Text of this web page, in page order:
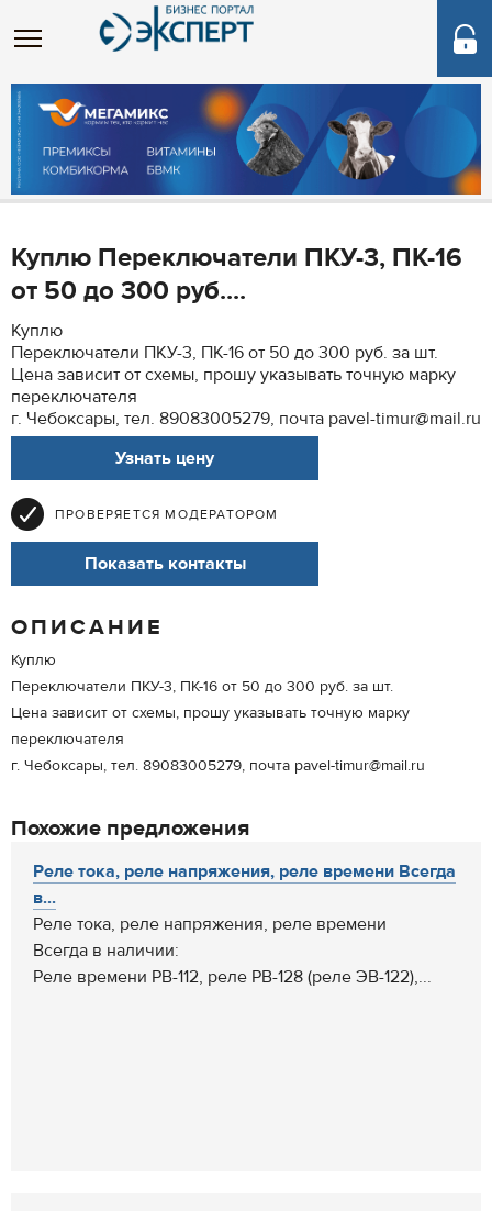
Куплю Переключатели ПКУ-3, ПК-16
от 50 до 300 руб....
Куплю
Переключатели ПКУ-3, ПК-16 от 50 до 300 руб. за шт.
Цена зависит от схемы, прошу указывать точную марку
переключателя
г. Чебоксары, тел. 89083005279, почта pavel-timur@mail.ru
Узнать цену
ПРОВЕРЯЕТСЯ МОДЕРАТОРОМ
Показать контакты
ОПИСАНИЕ
Куплю
Переключатели ПКУ-3, ПК-16 от 50 до 300 руб. за шт.
Цена зависит от схемы, прошу указывать точную марку
переключателя
г. Чебоксары, тел. 89083005279, почта pavel-timur@mail.ru
Похожие предложения
Реле тока, реле напряжения, реле времени Всегда
в...
Реле тока, реле напряжения, реле времени
Всегда в наличии:
Реле времени РВ-112, реле РВ-128 (реле ЭВ-122),...